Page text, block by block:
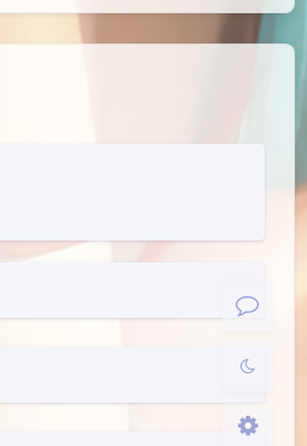
浅阴影
关闭 日落 暗化